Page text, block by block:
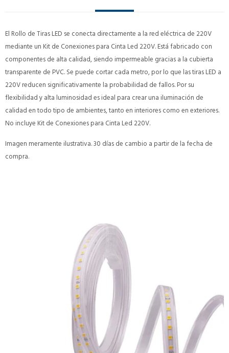
El Rollo de Tiras LED se conecta directamente a la red eléctrica de 220V
mediante un Kit de Conexiones para Cinta Led 220V. Está fabricado con
componentes de alta calidad, siendo impermeable gracias a la cubierta
transparente de PVC. Se puede cortar cada metro, por lo que las tiras LED a
220V reducen significativamente la probabilidad de fallos. Por su
flexibilidad y alta luminosidad es ideal para crear una iluminación de
calidad en todo tipo de ambientes, tanto en interiores como en exteriores.
No incluye Kit de Conexiones para Cinta Led 220V.
Imagen meramente ilustrativa. 30 días de cambio a partir de la fecha de
compra.